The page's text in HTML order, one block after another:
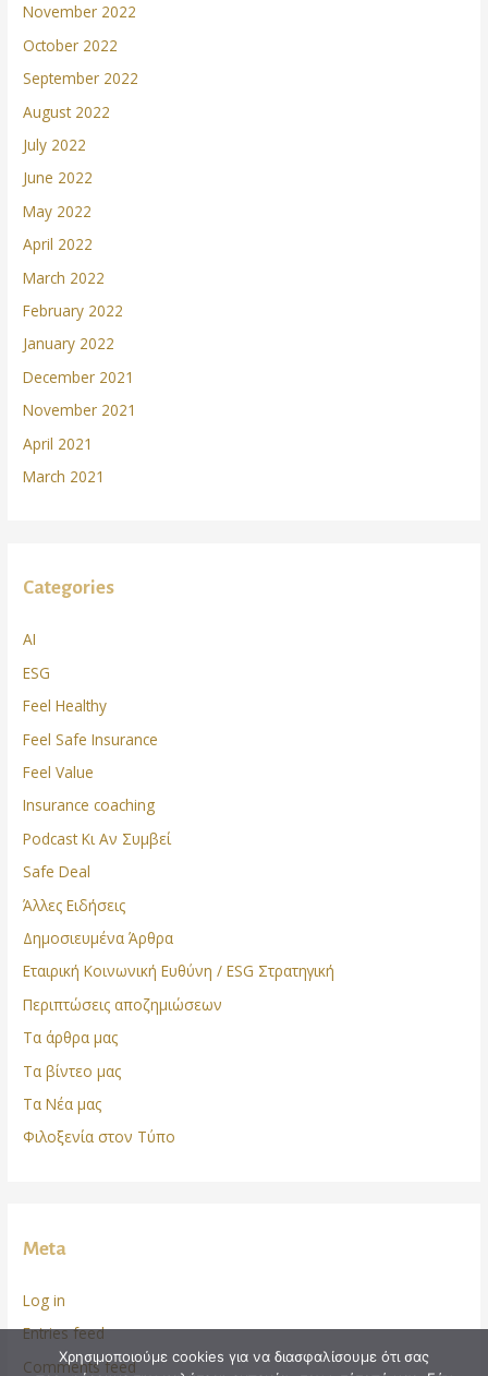
November 2022
October 2022
September 2022
August 2022
July 2022
June 2022
May 2022
April 2022
March 2022
February 2022
January 2022
December 2021
November 2021
April 2021
March 2021
Categories
AI
ESG
Feel Healthy
Feel Safe Insurance
Feel Value
Insurance coaching
Podcast Κι Αν Συμβεί
Safe Deal
Άλλες Ειδήσεις
Δημοσιευμένα Άρθρα
Εταιρική Κοινωνική Ευθύνη / ESG Στρατηγική
Περιπτώσεις αποζημιώσεων
Τα άρθρα μας
Τα βίντεο μας
Τα Νέα μας
Φιλοξενία στον Τύπο
Meta
Log in
Entries feed
Comments feed
Χρησιμοποιούμε cookies για να διασφαλίσουμε ότι σας